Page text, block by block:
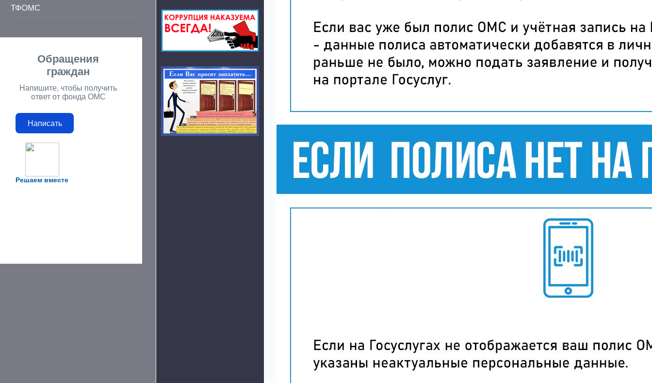
ТФОМС
Решаем вместе
Обращения
граждан
Напишите, чтобы получить
ответ от фонда ОМС
Написать